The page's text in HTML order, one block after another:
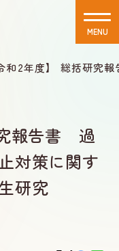
MENU
和2年度】 総括研究
報告書 過
対策に関す
研究